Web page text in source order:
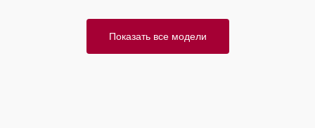
Показать все модели